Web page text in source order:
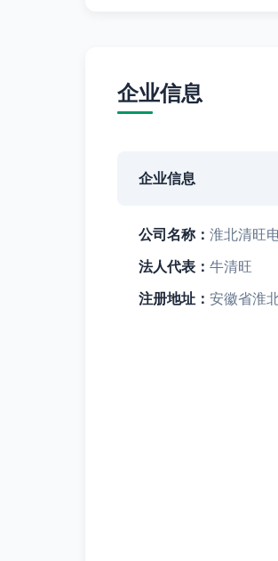
企业信息
企业信息
公司名称： 淮北清旺
法人代表： 牛清旺
注册地址： 安徽省淮